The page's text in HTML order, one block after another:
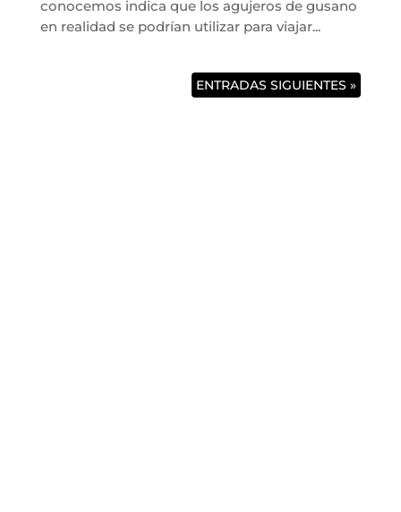
conocemos indica que los agujeros de gusano
en realidad se podrían utilizar para viajar...
ENTRADAS SIGUIENTES »